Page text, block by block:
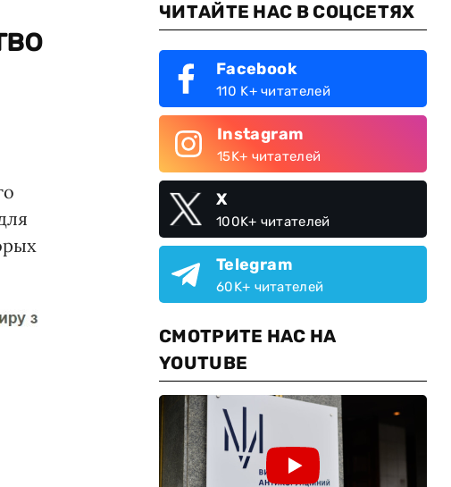
ЧИТАЙТЕ НАС В СОЦСЕТЯХ
Facebook
110 K+ читателей
Instagram
15K+ читателей
X
100K+ читателей
Telegram
60K+ читателей
СМОТРИТЕ НАС НА
YOUTUBE